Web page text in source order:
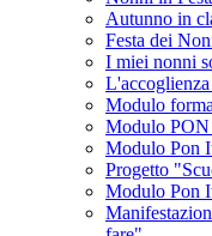
Autunno in
Festa dei
I miei nonni
Modulo
Modulo PON
Modulo Pon
Progetto
Modulo Pon